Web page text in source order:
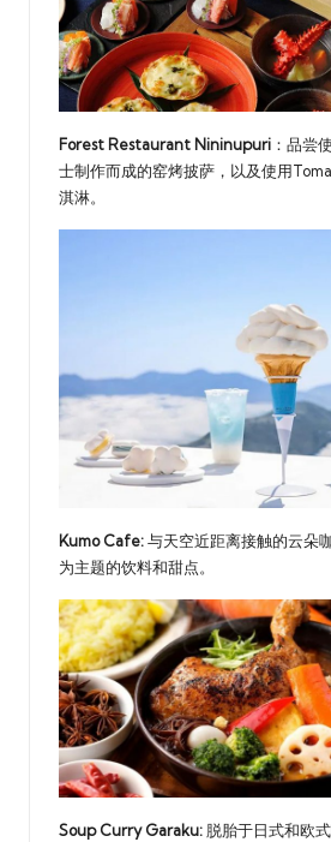
Forest Restaurant Nininupuri ：品尝
士制作而成的窑烤披萨，以及使用
淇淋。
Kumo Cafe:与天空近距离接触的云朵
为主题的饮料和甜点。
Soup Curry Garaku: 脱胎于日式和欧